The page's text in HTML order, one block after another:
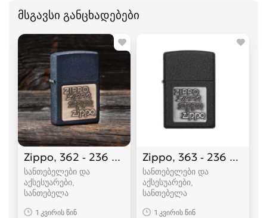
მსგავსი განცხადებები
Zippo, 362 - 236 Zippo Brass Emblem
სანთებელები და
აქსესუარები,
სანთებელა
1 კვირის წინ
Zippo, 363 - 236 Zippo
სანთებელები და
აქსესუარები,
სანთებელა
1 კვირის წინ